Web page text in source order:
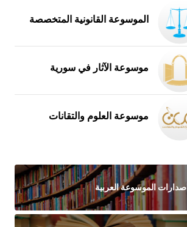
الموسوعة القانونية المتخصصة
موسوعة الآثار في سورية
موسوعة العلوم والتقانات
اصدارات الموسوعة العربية